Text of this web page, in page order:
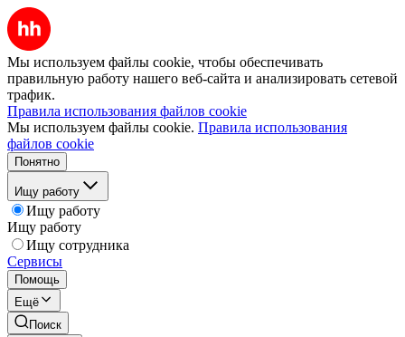
Мы используем файлы cookie, чтобы обеспечивать
правильную работу нашего веб-сайта и анализировать сетевой
трафик.
Правила использования файлов cookie
Мы используем файлы cookie. Правила использования
файлов cookie
Понятно
Ищу работу
Ищу работу
Ищу работу
Ищу сотрудника
Сервисы
Помощь
Ещё
Поиск